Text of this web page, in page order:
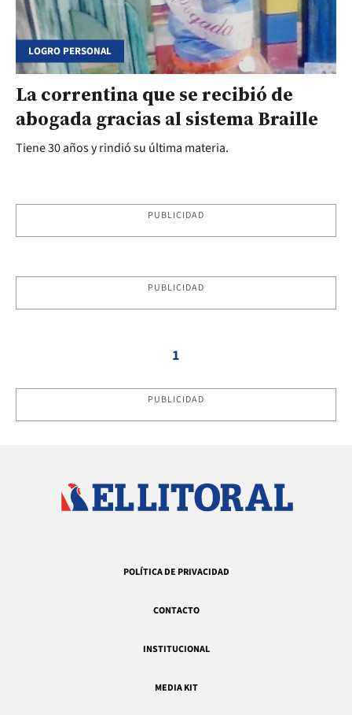
LOGRO PERSONAL
La correntina que se recibió de
abogada gracias al sistema Braille
Tiene 30 años y rindió su última materia.
PUBLICIDAD
PUBLICIDAD
1
PUBLICIDAD
POLÍTICA DE PRIVACIDAD
CONTACTO
INSTITUCIONAL
MEDIA KIT